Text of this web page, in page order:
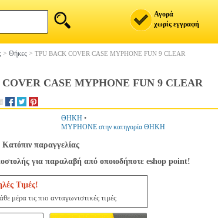
Αγορά
χωρίς εγγραφή
> Θήκες > TPU BACK COVER CASE MYPHONE FUN 9 CLEAR
CASE MYPHONE FUN 9 CLEAR
ΘΗΚΗ•
MYPHONE στην κατηγορία ΘΗΚΗ
παραγγελίας
για παραλαβή από οποιοδήποτε eshop point!
Τιμές!
μέρα τις πιο ανταγωνιστικές τιμές